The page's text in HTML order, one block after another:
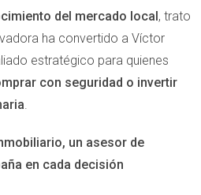
están protegidos.
creído que sus cerraduras eran
mal cerrada facilitó el
del mercado local, trato
ha convertido a Víctor
estratégico para quienes
con seguridad o invertir
.
un asesor de
en cada decisión